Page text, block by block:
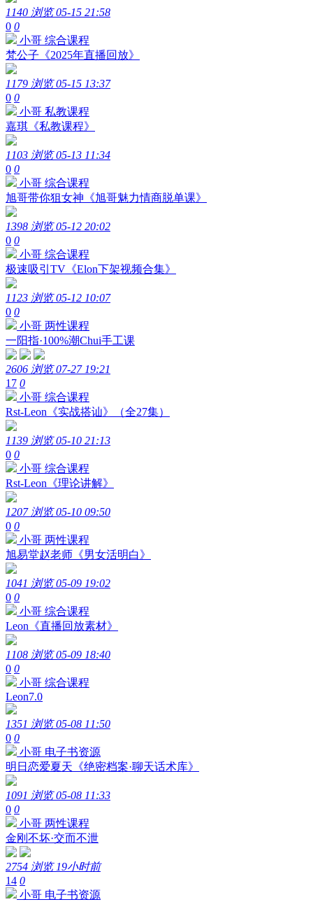
1140 浏览 05-15 21:58
0 0
小哥 综合课程
梵公子《2025年直播回放》
1179 浏览 05-15 13:37
0 0
小哥 私教课程
嘉琪《私教课程》
1103 浏览 05-13 11:34
0 0
小哥 综合课程
旭哥带你狙女神《旭哥魅力情商脱单课》
1398 浏览 05-12 20:02
0 0
小哥 综合课程
极速吸引TV《Elon下架视频合集》
1123 浏览 05-12 10:07
0 0
小哥 两性课程
一阳指·100%潮Chui手工课
2606 浏览 07-27 19:21
17 0
小哥 综合课程
Rst-Leon《实战搭讪》（全27集）
1139 浏览 05-10 21:13
0 0
小哥 综合课程
Rst-Leon《理论讲解》
1207 浏览 05-10 09:50
0 0
小哥 两性课程
旭易堂赵老师《男女活明白》
1041 浏览 05-09 19:02
0 0
小哥 综合课程
Leon《直播回放素材》
1108 浏览 05-09 18:40
0 0
小哥 综合课程
Leon7.0
1351 浏览 05-08 11:50
0 0
小哥 电子书资源
明日恋爱夏天《绝密档案·聊天话术库》
1091 浏览 05-08 11:33
0 0
小哥 两性课程
金刚不坏·交而不泄
2754 浏览 19小时前
14 0
小哥 电子书资源